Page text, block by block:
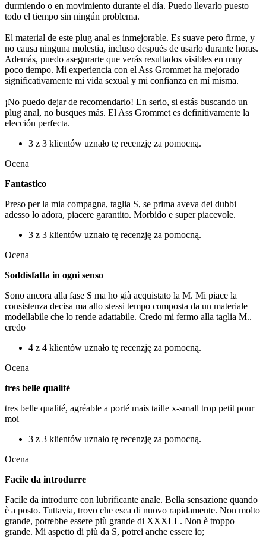
durmiendo o en movimiento durante el día. Puedo llevarlo puesto
todo el tiempo sin ningún problema.
El material de este plug anal es inmejorable. Es suave pero firme, y
no causa ninguna molestia, incluso después de usarlo durante horas.
Además, puedo asegurarte que verás resultados visibles en muy
poco tiempo. Mi experiencia con el Ass Grommet ha mejorado
significativamente mi vida sexual y mi confianza en mí misma.
¡No puedo dejar de recomendarlo! En serio, si estás buscando un
plug anal, no busques más. El Ass Grommet es definitivamente la
elección perfecta.
3 z 3 klientów uznało tę recenzję za pomocną.
Ocena
Fantastico
Preso per la mia compagna, taglia S, se prima aveva dei dubbi
adesso lo adora, piacere garantito. Morbido e super piacevole.
3 z 3 klientów uznało tę recenzję za pomocną.
Ocena
Soddisfatta in ogni senso
Sono ancora alla fase S ma ho già acquistato la M. Mi piace la
consistenza decisa ma allo stessi tempo composta da un materiale
modellabile che lo rende adattabile. Credo mi fermo alla taglia M..
credo
4 z 4 klientów uznało tę recenzję za pomocną.
Ocena
tres belle qualité
tres belle qualité, agréable a porté mais taille x-small trop petit pour
moi
3 z 3 klientów uznało tę recenzję za pomocną.
Ocena
Facile da introdurre
Facile da introdurre con lubrificante anale. Bella sensazione quando
è a posto. Tuttavia, trovo che esca di nuovo rapidamente. Non molto
grande, potrebbe essere più grande di XXXLL. Non è troppo
grande. Mi aspetto di più da S, potrei anche essere io;